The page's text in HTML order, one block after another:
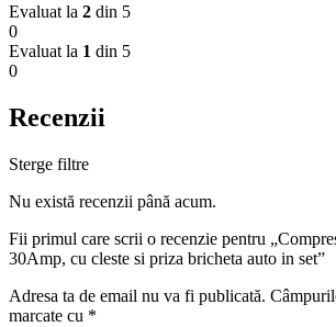
Evaluat la 2 din 5
0
Evaluat la 1 din 5
0
Recenzii
Sterge filtre
Nu există recenzii până acum.
Fii primul care scrii o recenzie pentru
30Amp, cu cleste si priza bricheta auto in set”
Adresa ta de email nu va fi publicată.
marcate cu *